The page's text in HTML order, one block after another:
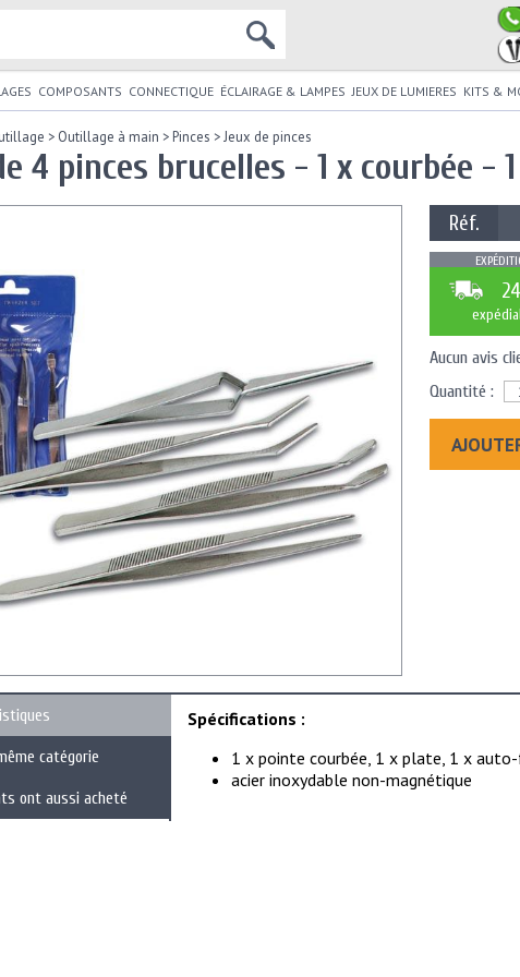
COMPOSANTS CONNECTIQUE ÉCLAIRAGE & LAMPES JEUX DE LUMIERES KITS &
> Outillage à main >Pinces >Jeux de pinces
4 pinces brucelles - 1 x courbée -
Réf.
Aucun avis
Quantité :
catégorie
ont aussi acheté
Spécifications :
1 x pointe courbée, 1 x plate, 1 x
acier inoxydable non-magnétique